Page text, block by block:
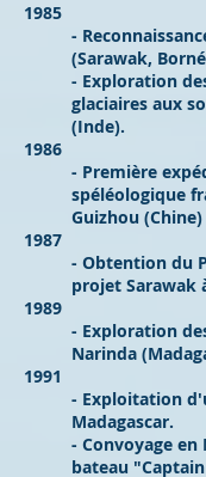
1985
-
(Sarawak,
- Exploration
glaciaires aux
(Inde).
1986
- Première
spéléologique
Guizhou (Chine)
1987
- Obtention du
projet Sarawak
1989
- Exploration
Narinda
1991
- Exploitation
Madagascar.
- Convoyage
bateau